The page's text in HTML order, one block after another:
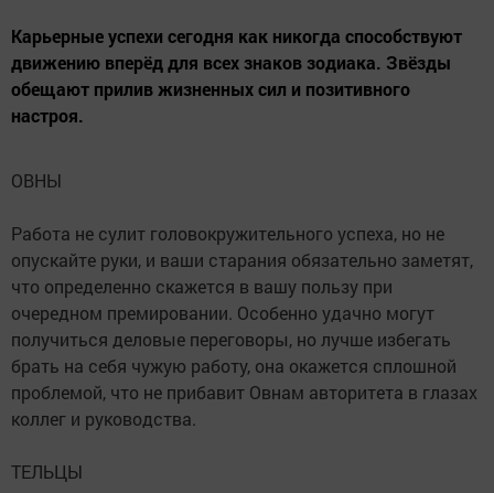
Карьерные успехи сегодня как никогда способствуют
движению вперёд для всех знаков зодиака. Звёзды
обещают прилив жизненных сил и позитивного
настроя.
ОВНЫ
Работа не сулит головокружительного успеха, но не
опускайте руки, и ваши старания обязательно заметят,
что определенно скажется в вашу пользу при
очередном премировании. Особенно удачно могут
получиться деловые переговоры, но лучше избегать
брать на себя чужую работу, она окажется сплошной
проблемой, что не прибавит Овнам авторитета в глазах
коллег и руководства.
ТЕЛЬЦЫ